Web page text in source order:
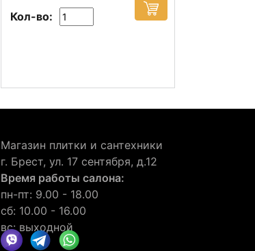
Кол-во:
Магазин плитки и сантехники
г. Брест, ул. 17 сентября, д.12
Время работы салона:
пн-пт: 9.00 - 18.00
сб: 10.00 - 16.00
вс: выходной